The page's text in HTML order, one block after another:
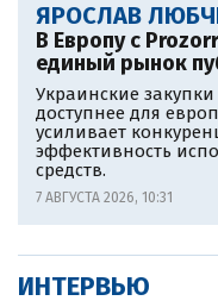
ЯРОСЛАВ
В Европу c
единый рынок
Украинские
доступнее для
усиливает
эффективность
средств.
7 АВГУСТА 2026, 10:31
ИНТЕРВЬЮ